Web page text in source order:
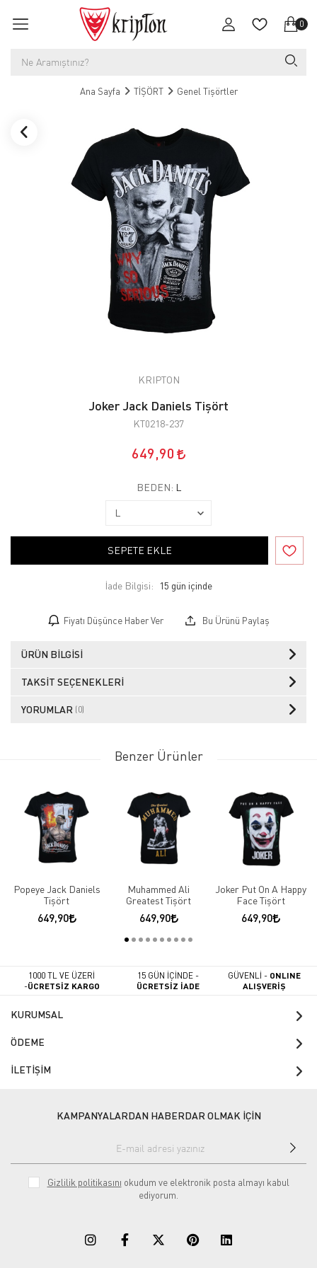
0
Ana Sayfa TİŞÖRT Genel Tişörtler
KRIPTON
Joker Jack Daniels Tişört
KT0218-237
649,90
BEDEN: L
SEPETE EKLE
İade Bilgisi:
Fiyatı Düşünce Haber Ver Bu Ürünü Paylaş
ÜRÜN BILGISI
TAKSIT SEÇENEKLERI
YORUMLAR (0)
Benzer Ürünler
Popeye Jack Daniels
Tişört
649,90
Muhammed Ali
Greatest Tişört
649,90
Joker Put On A Happy
Face Tişört
649,90
1000 TL VE ÜZERİ
-ÜCRETSİZ KARGO
15 GÜN İÇİNDE -
ÜCRETSİZ İADE
GÜVENLİ - ONLINE
ALIŞVERİŞ
KURUMSAL
ÖDEME
İLETİŞİM
KAMPANYALARDAN HABERDAR OLMAK İÇİN
Gizlilik politikasını okudum ve elektronik posta almayı kabul
ediyorum.